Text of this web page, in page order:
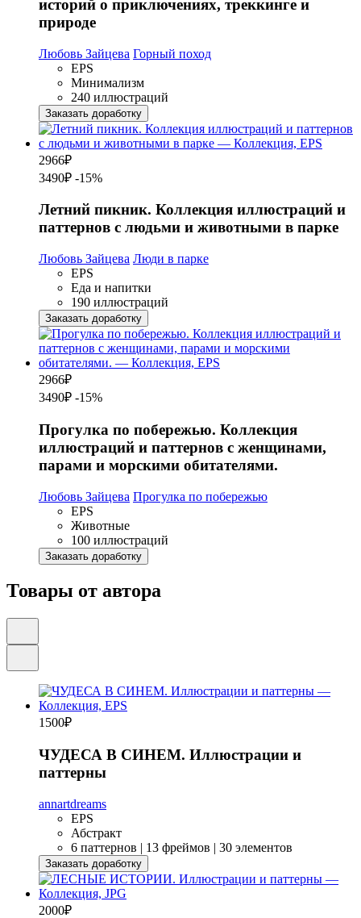
историй о приключениях, треккинге и
природе
Любовь Зайцева Горный поход
EPS
Минимализм
240 иллюстраций
Заказать доработку
2966₽
3490₽ -15%
Летний пикник. Коллекция иллюстраций и
паттернов с людьми и животными в парке
Любовь Зайцева Люди в парке
EPS
Еда и напитки
190 иллюстраций
Заказать доработку
2966₽
3490₽ -15%
Прогулка по побережью. Коллекция
иллюстраций и паттернов с женщинами,
парами и морскими обитателями.
Любовь Зайцева Прогулка по побережью
EPS
Животные
100 иллюстраций
Заказать доработку
Товары от автора
1500₽
ЧУДЕСА В СИНЕМ. Иллюстрации и
паттерны
annartdreams
EPS
Абстракт
6 паттернов | 13 фреймов | 30 элементов
Заказать доработку
2000₽